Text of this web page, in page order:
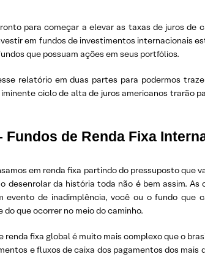
para começar a elevar as taxas de juros de
em fundos de investimentos internacionais
que possuam ações em seus portfólios.
relatório em duas partes para podermos
ciclo de alta de juros americanos trarão
Fundos de Renda Fixa
em renda fixa partindo do pressuposto que
desenrolar da história toda não é bem assim.
evento de inadimplência, você ou o fundo
do que ocorrer no meio do caminho.
renda fixa global é muito mais complexo que o
e fluxos de caixa dos pagamentos dos